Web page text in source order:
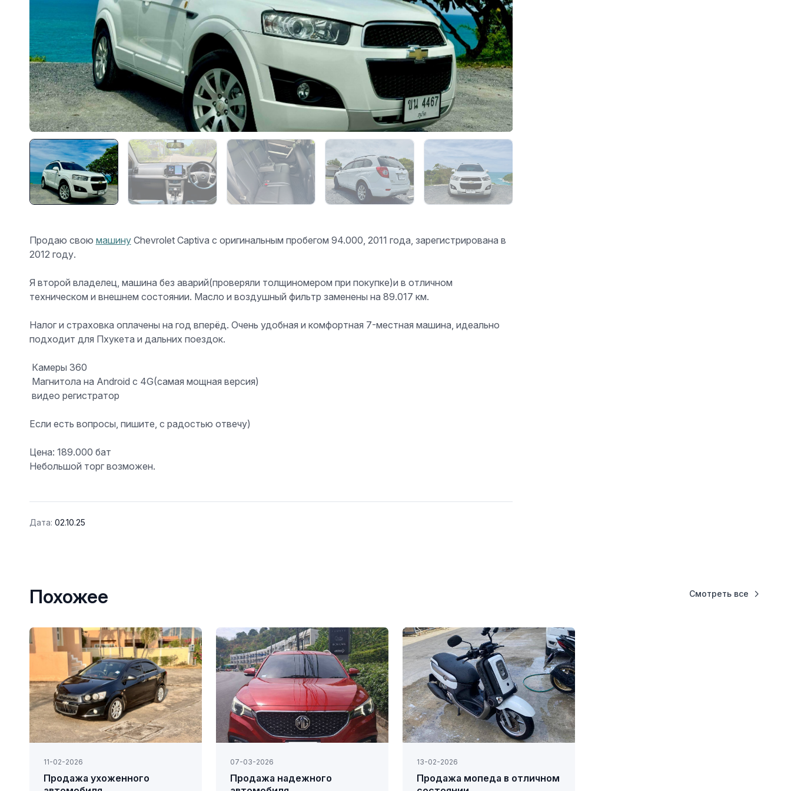
Продаю свою машинуChevrolet Captiva с оригинальным пробегом 94.000, 2011 года, зарегистрирована в
2012 году.
Я второй владелец, машина без аварий(проверяли толщиномером при покупке)и в отличном
техническом и внешнем состоянии. Масло и воздушный фильтр заменены на 89.017 км.
Налог и страховка оплачены на год вперёд. Очень удобная и комфортная 7-местная машина, идеально
подходит для Пхукета и дальних поездок.
️ Камеры 360
️ Магнитола на Android с 4G(самая мощная версия)
️ видео регистратор
Если есть вопросы, пишите, с радостью отвечу)
Цена: 189.000 бат
Небольшой торг возможен.
Дата: 02.10.25
Похожее Смотреть все
11-02-2026
Продажа ухоженного
07-03-2026
Продажа надежного
13-02-2026
Продажа мопеда в отличном